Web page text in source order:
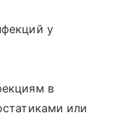
у
в
или